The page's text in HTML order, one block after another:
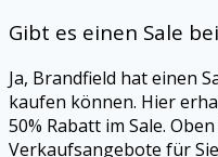
Gibt es einen Sale
Ja, Brandfield hat einen
kaufen können. Hier
50% Rabatt im Sale.
Verkaufsangebote für